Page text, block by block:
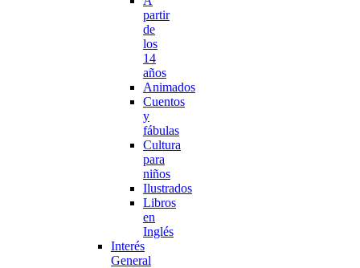
partir
de
los
14
años
Animados
Cuentos
y
fábulas
Cultura
para
niños
Ilustrados
Libros
en
Inglés
Interés
General